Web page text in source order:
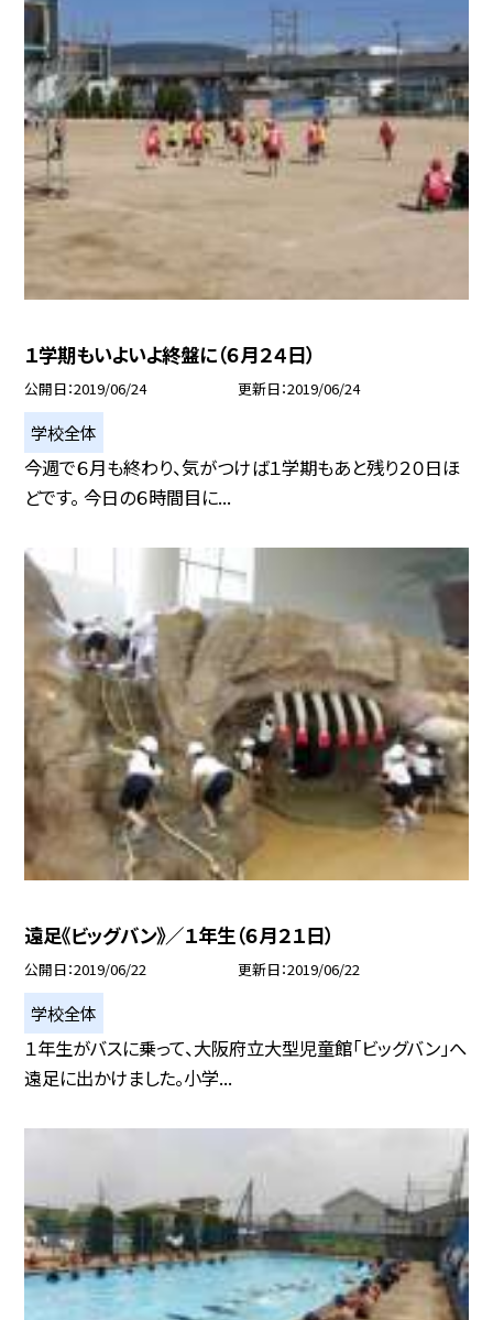
１学期もいよいよ終盤に（６月２４日）
公開日 2019/06/24 更新日 2019/06/24
学校全体
今週で６月も終わり、気がつけば１学期もあと残り２０日ほ
どです。 今日の６時間目に...
遠足《ビッグバン》／１年生（６月２１日）
公開日 2019/06/22 更新日 2019/06/22
学校全体
１年生がバスに乗って、大阪府立大型児童館「ビッグバン」へ
遠足に出かけました。小学...